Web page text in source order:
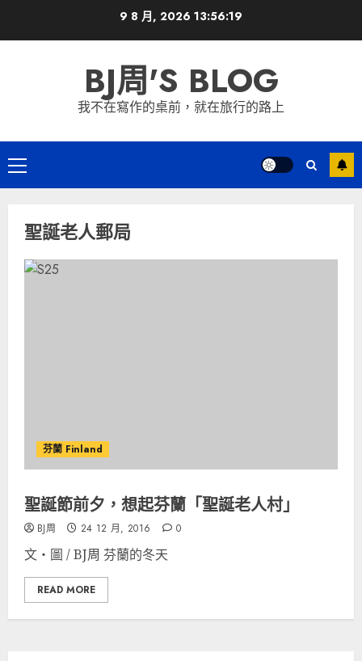
9 8 月, 2026 13:56:19
BJ周'S BLOG
我不在寫作的桌前，就在旅行的路上
Primary
Menu
聖誕老人郵局
芬蘭 Finland
聖誕節前夕，想起芬蘭「聖誕老人村」
BJ周 24 12 月, 2016 0
文‧圖 / BJ周 芬蘭的冬天
READ MORE